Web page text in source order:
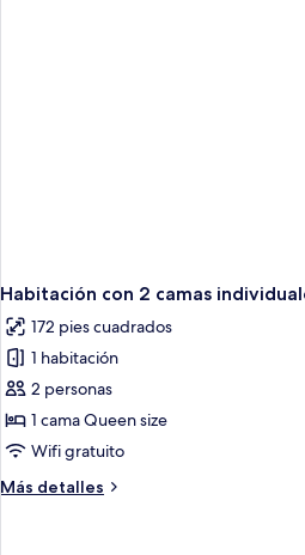
Habitación con 2 camas
172 pies cuadrados
1 habitación
2 personas
1 cama Queen size
Wifi gratuito
Más detalles
Más